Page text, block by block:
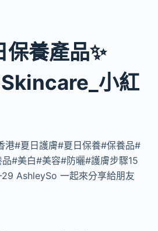
養產品✨
小紅
港#夏日護膚#夏日保養#保養品#
#美白#美容#防曬#護膚步驟15
AshleySo 一起來分享給朋友